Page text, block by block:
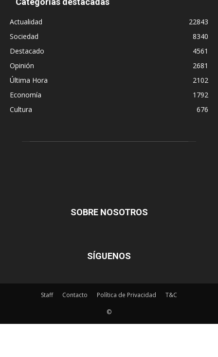
Actualidad
22843
Sociedad
8340
Destacado
4561
Opinión
2681
Última Hora
2102
Economía
1792
Cultura
676
SOBRE NOSOTROS
SÍGUENOS
Staff Contacto Política de Privacidad T&C
©